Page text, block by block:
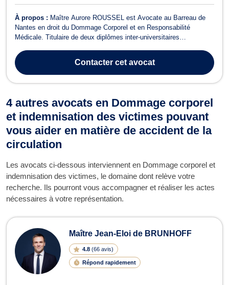
À propos : Maître Aurore ROUSSEL est Avocate au Barreau de
Nantes en droit du Dommage Corporel et en Responsabilité
Médicale. Titulaire de deux diplômes inter-universitaires
Bébé Secoué" et "Réparation du Dommage Corporel", Maître
ROUSSEL est engagée dans la défense des ...
Contactercet avocat
4 autres avocats en Dommage corporel
et indemnisation des victimes pouvant
vous aider en matière de accident de la
circulation
Les avocats ci-dessous interviennent en Dommage corporel et
indemnisation des victimes, le domaine dont relève votre
recherche. Ils pourront vous accompagner et réaliser les actes
nécessaires à votre représentation.
Maître Jean-Eloi de BRUNHOFF
4.8 (66 avis)
Répond rapidement